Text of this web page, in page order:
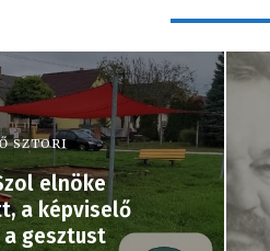
SZTORI
elnöke
a képviselő
a gesztust